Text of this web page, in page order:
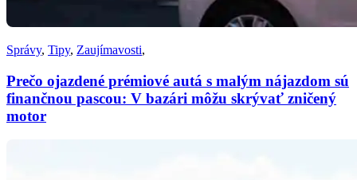
Správy, Tipy, Zaujímavosti,
Prečo ojazdené prémiové autá s malým nájazdom sú
finančnou pascou: V bazári môžu skrývať zničený
motor